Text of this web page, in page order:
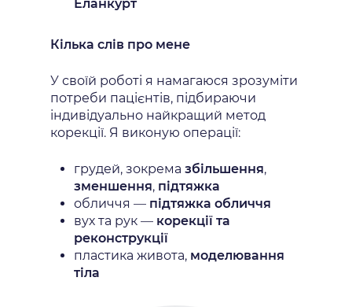
Еланкурт
Кілька слів про мене
У своїй роботі я намагаюся зрозуміти
потреби пацієнтів, підбираючи
індивідуально найкращий метод
корекції. Я виконую операції:
грудей, зокрема збільшення,
зменшення, підтяжка
обличчя — підтяжка обличчя
вух та рук — корекції та
реконструкції
пластика живота, моделювання
тіла